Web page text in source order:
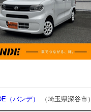
（バンデ） （埼玉県深谷市）